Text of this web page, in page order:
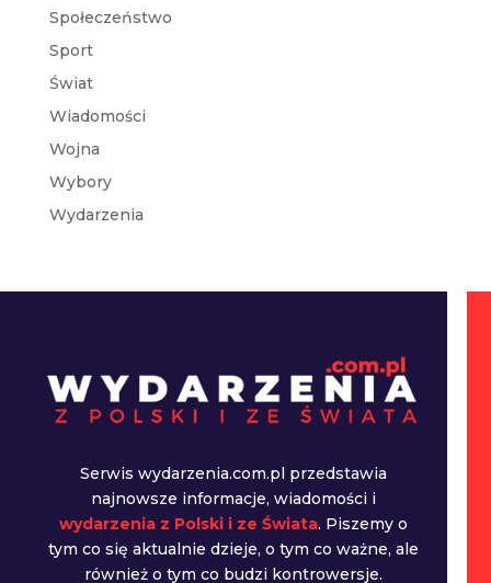
Społeczeństwo
Sport
Świat
Wiadomości
Wojna
Wybory
Wydarzenia
Serwis wydarzenia.com.pl przedstawia
najnowsze informacje, wiadomości i
wydarzenia z Polski i ze Świata. Piszemy o
tym co się aktualnie dzieje, o tym co ważne, ale
również o tym co budzi kontrowersje.